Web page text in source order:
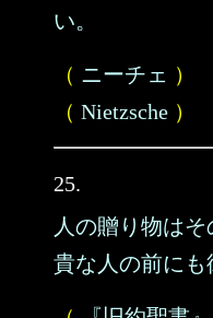
い。
（ ニーチェ ）
（ Nietzsche ）
25.
人の贈り物は
貴な人の前にも